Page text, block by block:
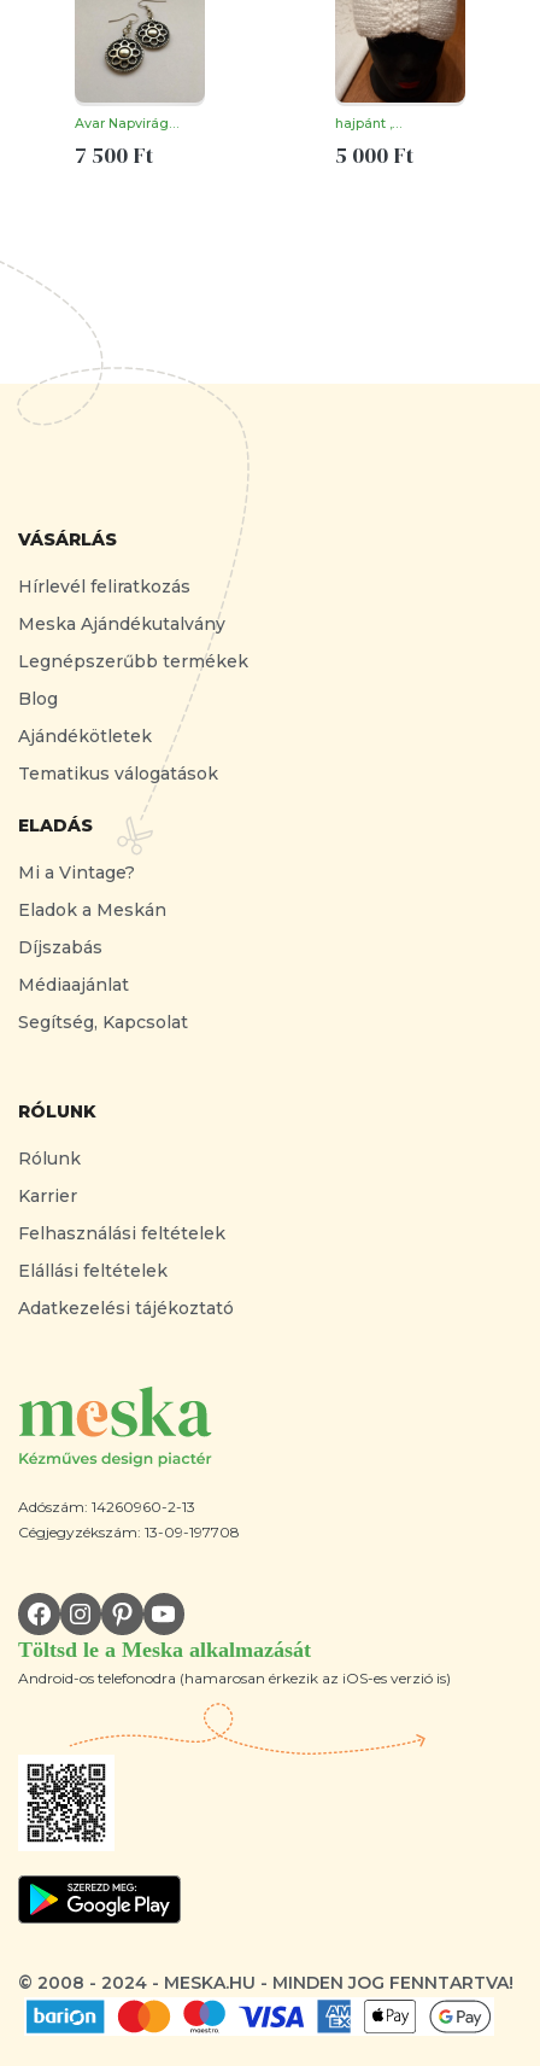
VÁSÁRLÁS
Hírlevél feliratkozás
Meska Ajándékutalvány
Legnépszerűbb termékek
Blog
Ajándékötletek
Tematikus válogatások
ELADÁS
Mi a Vintage?
Eladok a Meskán
Díjszabás
Médiaajánlat
Segítség, Kapcsolat
RÓLUNK
Rólunk
Karrier
Felhasználási feltételek
Elállási feltételek
Adatkezelési tájékoztató
Adószám: 14260960-2-13
Cégjegyzékszám: 13-09-197708
Töltsd le a Meska alkalmazását
Android-os telefonodra (hamarosan érkezik az iOS-es verzió is)
© 2008 - 2024 - MESKA.HU - MINDEN JOG FENNTARTVA!